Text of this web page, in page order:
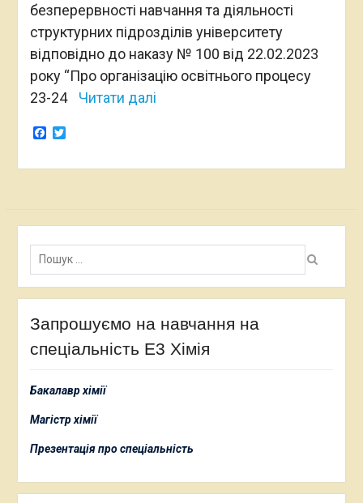
безперервності навчання та діяльності
структурних підрозділів університету
відповідно до наказу № 100 від 22.02.2023
року “Про організацію освітнього процесу
23-24
Читати далі
Facebook
Twitter
Пошук:
Запрошуємо на навчання на
спеціальність Е3 Хімія
Бакалавр хімії
Магістр хімії
Презентація про спеціальність